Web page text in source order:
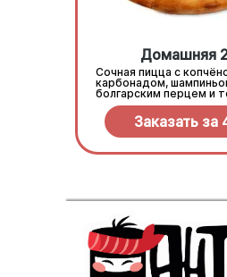
Домашняя
Сочная пицца с
карбонадом,
болгарским перцем и
зеленью под
Заказать за